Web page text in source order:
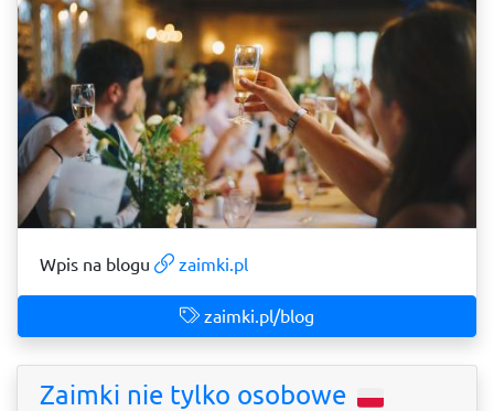
Wpis na blogu zaimki.pl
zaimki.pl/blog
Zaimki nie tylko osobowe